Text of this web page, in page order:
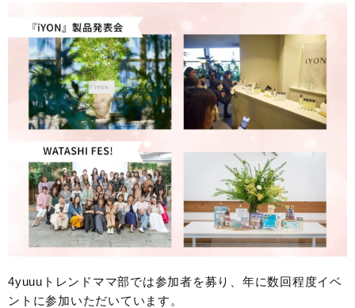
4yuuuトレンドママ部では参加者を募り、年に数回程度イベ
ントに参加いただいています。